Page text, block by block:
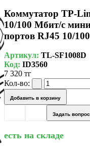
Коммутатор TP-
10/100 Мбит/с
портов RJ45 10/
Артикул: TL-SF1008D
Код: ID3560
7 320 тг
Кол-во:
Добавить в корзину
Задать вопрос
есть на складе